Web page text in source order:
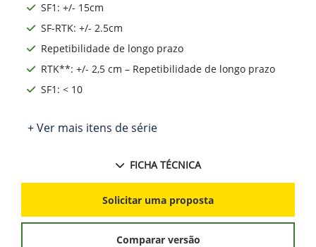
SF1: +/- 15cm
SF-RTK: +/- 2.5cm
Repetibilidade de longo prazo
RTK**: +/- 2,5 cm – Repetibilidade de longo prazo
SF1: < 10
+ Ver mais itens de série
FICHA TÉCNICA
Solicitar uma proposta
Comparar versão